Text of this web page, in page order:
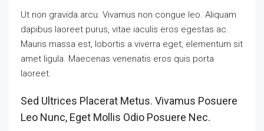
Ut non gravida arcu. Vivamus non congue leo. Aliquam
dapibus laoreet purus, vitae iaculis eros egestas ac.
Mauris massa est, lobortis a viverra eget, elementum sit
amet ligula. Maecenas venenatis eros quis porta
laoreet.
Sed Ultrices Placerat Metus. Vivamus Posuere
Leo Nunc, Eget Mollis Odio Posuere Nec.